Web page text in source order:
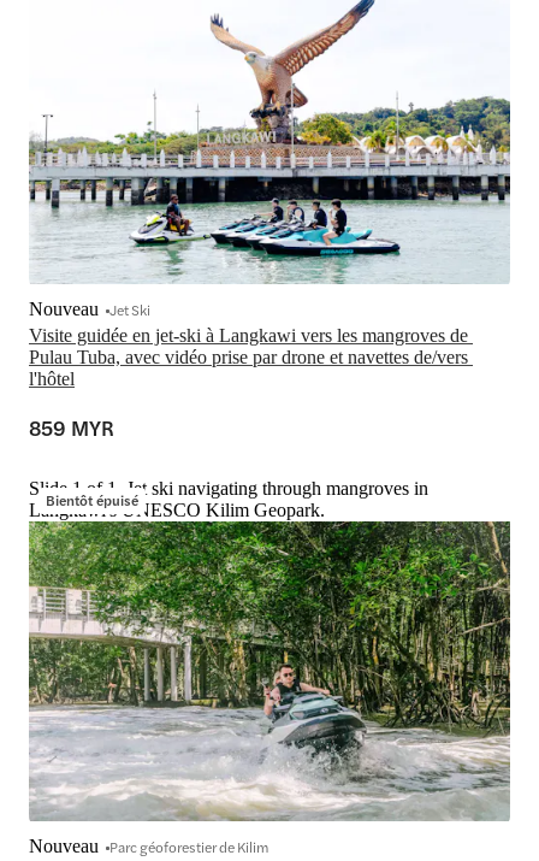
Visite guidée en jet-ski à Langkawi vers les mangroves de
Pulau Tuba, avec vidéo prise par drone et navettes de/vers
l'hôtel
Nouveau Jet Ski
859 MYR
Bientôt épuisé
Slide 1 of 1, Jet ski navigating through mangroves in
Langkawi's UNESCO Kilim Geopark.
Nouveau Parc géoforestier de Kilim